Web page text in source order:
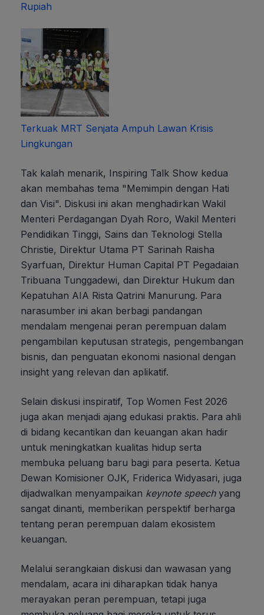
Rupiah
Terkuak MRT Senjata Ampuh Lawan Krisis
Lingkungan
Tak kalah menarik, Inspiring Talk Show kedua
akan membahas tema "Memimpin dengan Hati
dan Visi". Diskusi ini akan menghadirkan Wakil
Menteri Perdagangan Dyah Roro, Wakil Menteri
Pendidikan Tinggi, Sains dan Teknologi Stella
Christie, Direktur Utama PT Sarinah Raisha
Syarfuan, Direktur Human Capital PT Pegadaian
Tribuana Tunggadewi, dan Direktur Hukum dan
Kepatuhan AIA Rista Qatrini Manurung. Para
narasumber ini akan berbagi pandangan
mendalam mengenai peran perempuan dalam
pengambilan keputusan strategis, pengembangan
bisnis, dan penguatan ekonomi nasional dengan
insight yang relevan dan aplikatif.
Selain diskusi inspiratif, Top Women Fest 2026
juga akan menjadi ajang edukasi praktis. Para ahli
di bidang kecantikan dan keuangan akan hadir
untuk meningkatkan kualitas hidup serta
membuka peluang baru bagi para peserta. Ketua
Dewan Komisioner OJK, Friderica Widyasari, juga
dijadwalkan menyampaikan keynote speechyang
sangat dinanti, memberikan perspektif berharga
tentang peran perempuan dalam ekosistem
keuangan.
Melalui serangkaian diskusi dan wawasan yang
mendalam, acara ini diharapkan tidak hanya
merayakan peran perempuan, tetapi juga